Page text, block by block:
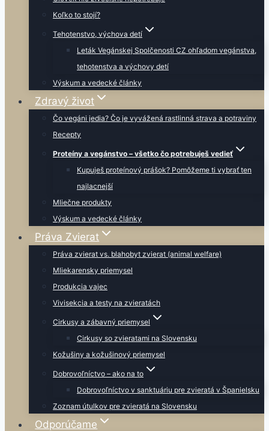
Koľko to stojí?
Tehotenstvo, výchova detí
Leták Vegánskej Spolčenosti CZ ohľadom vegánstva,
tehotenstva a výchovy detí
Výskum a vedecké články
Zdravý život
Čo vegáni jedia? Čo je vyvážená rastlinná strava a potraviny
Recepty
Proteíny a vegánstvo – všetko čo potrebuješ vedieť
Kupuješ proteínový prášok? Pomôžeme ti vybrať ten
najlacnejší
Mliečne produkty
Výskum a vedecké články
Práva Zvierat
Práva zvierat vs. blahobyt zvierat (animal welfare)
Mliekarensky priemysel
Produkcia vajec
Vivisekcia a testy na zvieratách
Cirkusy a zábavný priemysel
Cirkusy so zvieratami na Slovensku
Kožušiny a kožušinový priemysel
Dobrovoľníctvo – ako na to
Dobrovoľníctvo v sanktuáriu pre zvieratá v Španielsku
Zoznam útulkov pre zvieratá na Slovensku
Odporúčame